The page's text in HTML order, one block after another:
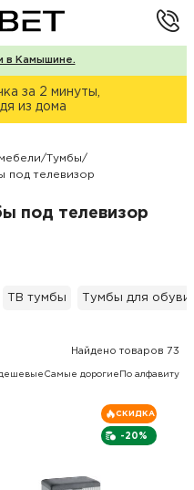
в Камышине.
за 2 минуты,
из дома
/Тумбы/
под телевизор
под телевизор
ТВ тумбы Тумбы для обуви
Найдено товаров 73
Самые дорогие По алфавиту
-20%
СКИДКА